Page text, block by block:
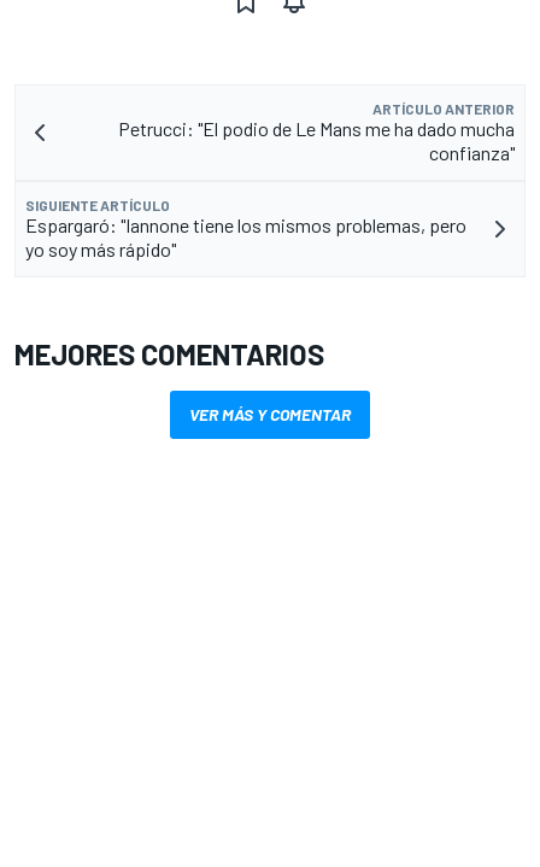
ARTÍCULO ANTERIOR
Petrucci: "El podio de Le Mans me ha dado mucha
confianza"
SIGUIENTE ARTÍCULO
Espargaró: "Iannone tiene los mismos problemas, pero
yo soy más rápido"
MEJORES COMENTARIOS
VER MÁS Y COMENTAR